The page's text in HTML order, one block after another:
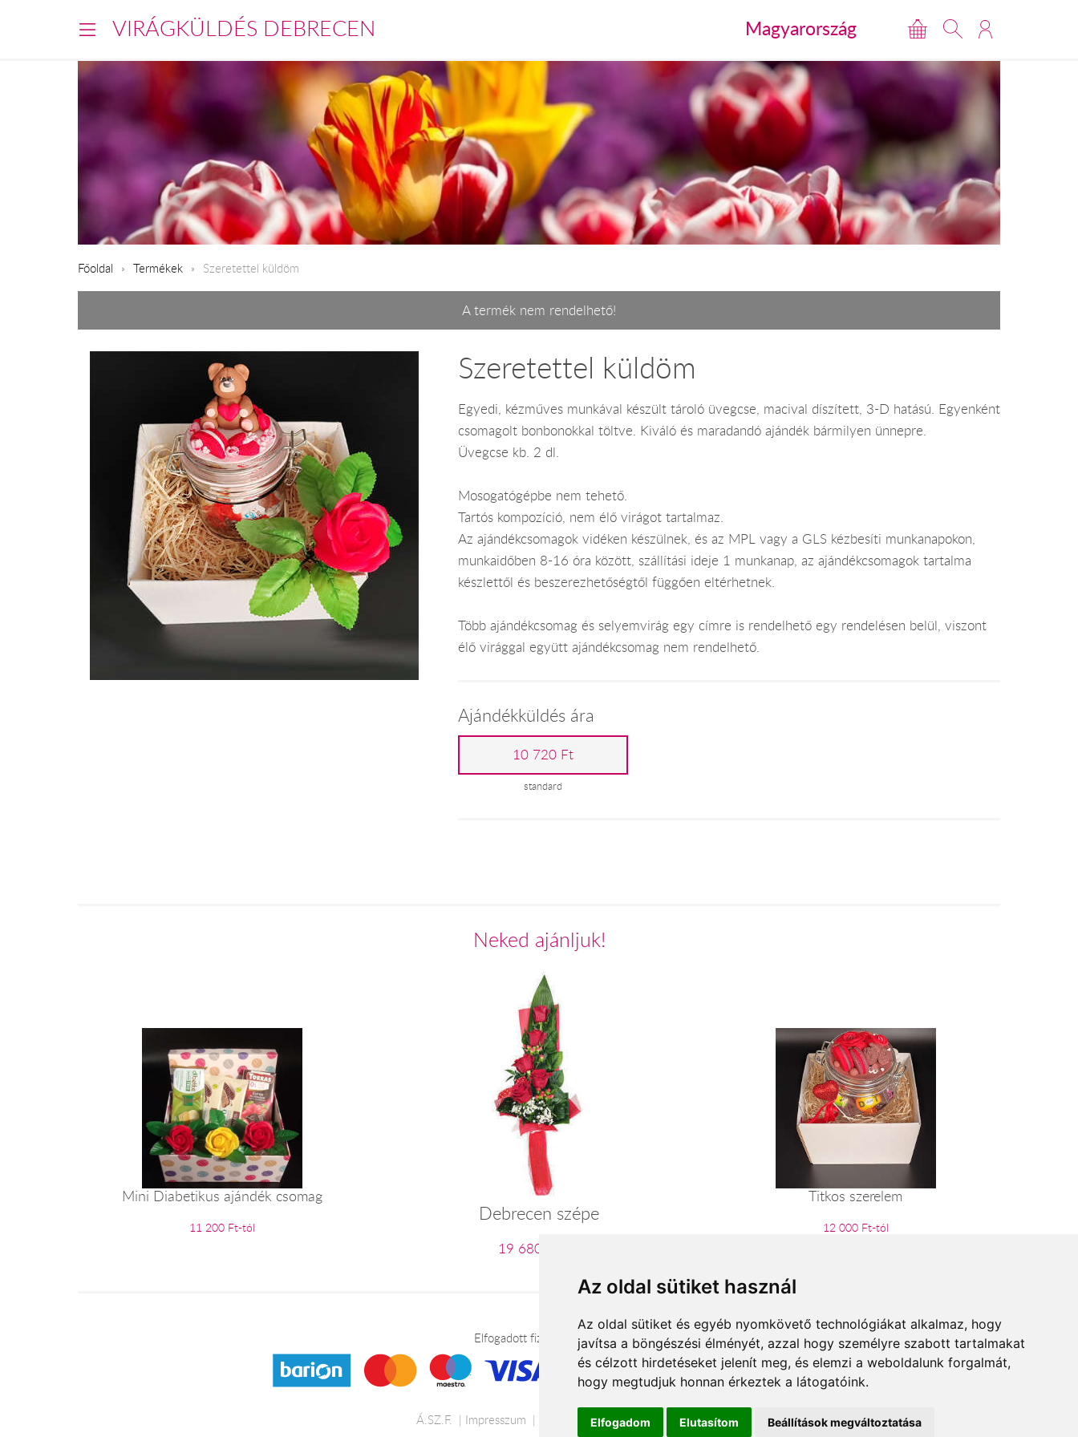
Az oldal sütiket használ
Az oldal sütiket és egyéb nyomkövető technológiákat alkalmaz, hogy
javítsa a böngészési élményét, azzal hogy személyre szabott tartalmakat
és célzott hirdetéseket jelenít meg, és elemzi a weboldalunk forgalmát,
hogy megtudjuk honnan érkeztek a látogatóink.
Elfogadom Elutasítom Beállítások megváltoztatása
VIRÁGKÜLDÉS DEBRECEN Magyarország
Főoldal Termékek Szeretettel küldöm
A termék nem rendelhető!
Szeretettel küldöm
Egyedi, kézműves munkával készült tároló üvegcse, macival díszített, 3-D hatású. Egyenként
csomagolt bonbonokkal töltve. Kiváló és maradandó ajándék bármilyen ünnepre.
Üvegcse kb. 2 dl.
Mosogatógépbe nem tehető.
Tartós kompozíció, nem élő virágot tartalmaz.
Az ajándékcsomagok vidéken készülnek, és az MPL vagy a GLS kézbesíti munkanapokon,
munkaidőben 8-16 óra között, szállítási ideje 1 munkanap, az ajándékcsomagok tartalma
készlettől és beszerezhetőségtől függően eltérhetnek.
Több ajándékcsomag és selyemvirág egy címre is rendelhető egy rendelésen belül, viszont
élő virággal együtt ajándékcsomag nem rendelhető.
Ajándékküldés ára
10 720 Ft
standard
Neked ajánljuk!
Mini Diabetikus ajándék csomag
11 200 Ft-tól
Debrecen szépe
19 680 Ft-tól
Titkos szerelem
12 000 Ft-tól
Elfogadott fizetési módok
Á.SZ.F. Impresszum Adatkezelési tájékoztató